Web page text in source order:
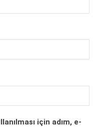
için adım, e-